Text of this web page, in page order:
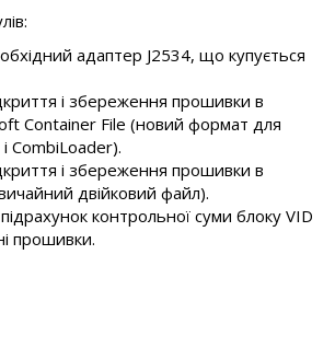
адаптер J2534, що купується
і збереження прошивки в
Container File (новий формат для
CombiLoader).
і збереження прошивки в
двійковий файл).
контрольної суми блоку VID
прошивки.